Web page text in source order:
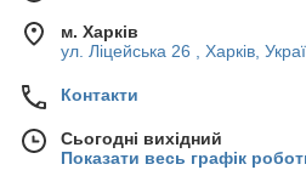
м. Харків
ул. Ліцейська 26 , Харків,
Контакти
Сьогодні вихідний
Показати весь графік